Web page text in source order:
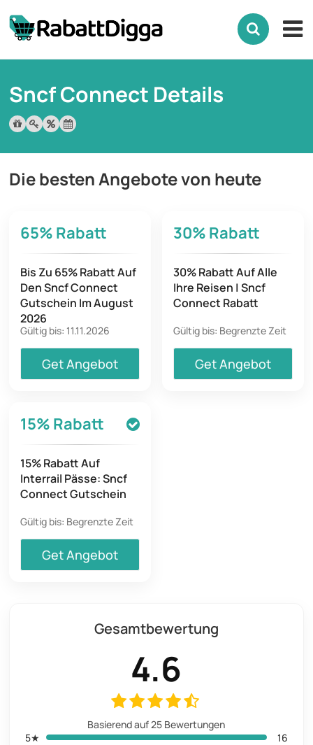
Sncf Connect Details
Die besten Angebote von heute
65% Rabatt
Bis Zu 65% Rabatt Auf
Den Sncf Connect
Gutschein Im August
2026
Gültig bis: 11.11.2026
Get Angebot
30% Rabatt
30% Rabatt Auf Alle
Ihre Reisen | Sncf
Connect Rabatt
Gültig bis: Begrenzte Zeit
Get Angebot
15% Rabatt
15% Rabatt Auf
Interrail Pässe: Sncf
Connect Gutschein
Gültig bis: Begrenzte Zeit
Get Angebot
Gesamtbewertung
4.6
Basierend auf 25 Bewertungen
5★
16